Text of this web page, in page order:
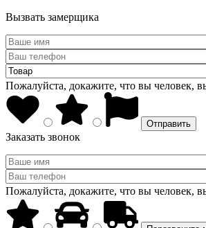
Вызвать замерщика
Пожалуйста, докажите, что вы человек,
Заказать звонок
Пожалуйста, докажите, что вы человек,